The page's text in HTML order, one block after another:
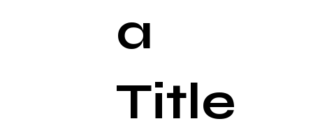
a
Title